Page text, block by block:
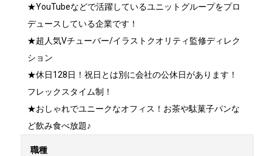
★YouTubeなどで活躍しているユニットグループをプロ
デュースしている企業です！
★超人気Vチューバー/イラストクオリティ監修ディレク
ション
★休日128日！祝日とは別に会社の公休日があります！
フレックスタイム制！
★おしゃれでユニークなオフィス！お茶や駄菓子パンな
ど飲み食べ放題♪
職種